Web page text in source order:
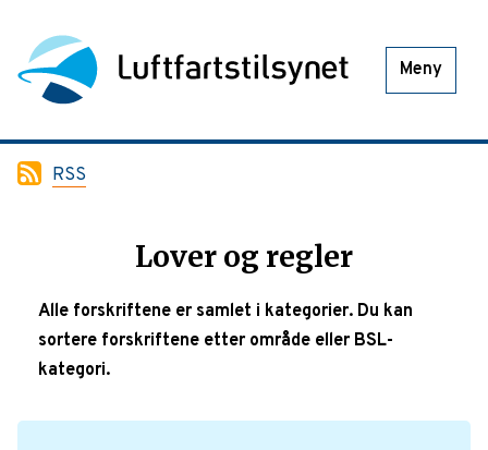
Meny
RSS
Lover og regler
Alle forskriftene er samlet i kategorier. Du kan
sortere forskriftene etter område eller BSL-
kategori.